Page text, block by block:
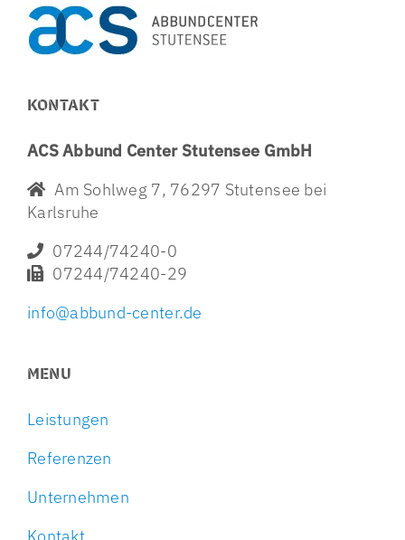
KONTAKT
ACS Abbund Center Stutensee GmbH
Am Sohlweg 7, 76297 Stutensee bei
Karlsruhe
07244/74240-0
07244/74240-29
info@abbund-center.de
MENU
Leistungen
Referenzen
Unternehmen
Kontakt